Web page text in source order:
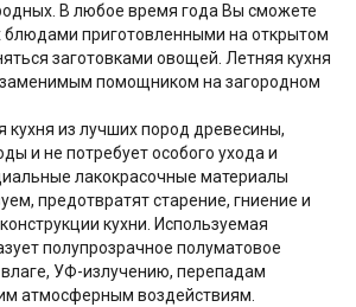
В любое время года Вы сможете
блюдами приготовленными на открытом
заготовками овощей. Летняя кухня
помощником на загородном
кухня из лучших пород древесины,
и не потребует особого ухода и
лакокрасочные материалы
предотвратят старение, гниение и
кухни. Используемая
полупрозрачное полуматовое
влаге, УФ-излучению, перепадам
атмосферным воздействиям.